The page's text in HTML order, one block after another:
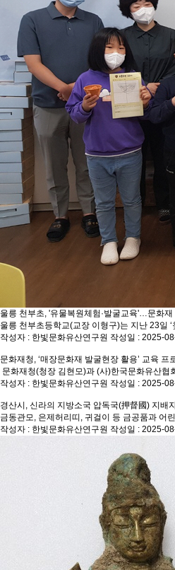
울릉 천부초, '유물복원체험·발굴교육'…문화재
울릉 천부초등학교(교장 이형구)는 지난 23일
작성자 : 한빛문화유산연구원 작성일 : 2025-
문화재청, ‘매장문화재 발굴현장 활용’ 교육 프
문화재청(청장 김현모)과 (사)한국문화유산
작성자 : 한빛문화유산연구원 작성일 : 2025-
경산시, 신라의 지방소국 압독국(押督國) 지배
금동관모, 은제허리띠, 귀걸이 등 금공품과 어
작성자 : 한빛문화유산연구원 작성일 : 2025-